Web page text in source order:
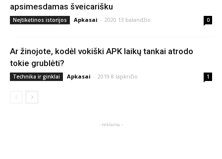
apsimesdamas šveicarišku
Neįtikėtinos istorijos Apkasai - 2020 13 balandžio 0
Ar žinojote, kodėl vokiški APK laikų tankai atrodo
tokie grublėti?
Technika ir ginklai Apkasai - 2019 8 lapkričio 1
- reklama -